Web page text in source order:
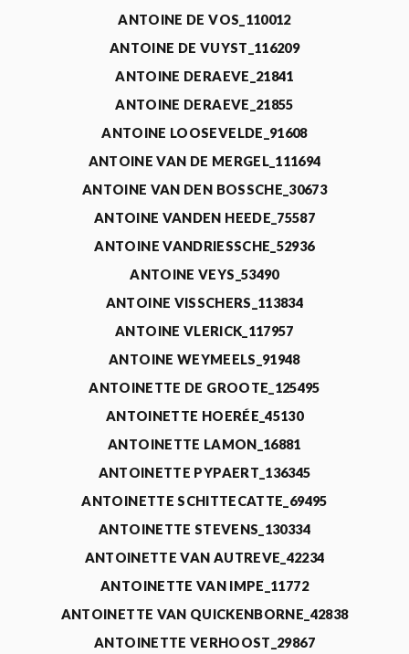
ANTOINE DE VOS_110012
ANTOINE DE VUYST_116209
ANTOINE DERAEVE_21841
ANTOINE DERAEVE_21855
ANTOINE LOOSEVELDE_91608
ANTOINE VAN DE MERGEL_111694
ANTOINE VAN DEN BOSSCHE_30673
ANTOINE VANDEN HEEDE_75587
ANTOINE VANDRIESSCHE_52936
ANTOINE VEYS_53490
ANTOINE VISSCHERS_113834
ANTOINE VLERICK_117957
ANTOINE WEYMEELS_91948
ANTOINETTE DE GROOTE_125495
ANTOINETTE HOERÉE_45130
ANTOINETTE LAMON_16881
ANTOINETTE PYPAERT_136345
ANTOINETTE SCHITTECATTE_69495
ANTOINETTE STEVENS_130334
ANTOINETTE VAN AUTREVE_42234
ANTOINETTE VAN IMPE_11772
ANTOINETTE VAN QUICKENBORNE_42838
ANTOINETTE VERHOOST_29867